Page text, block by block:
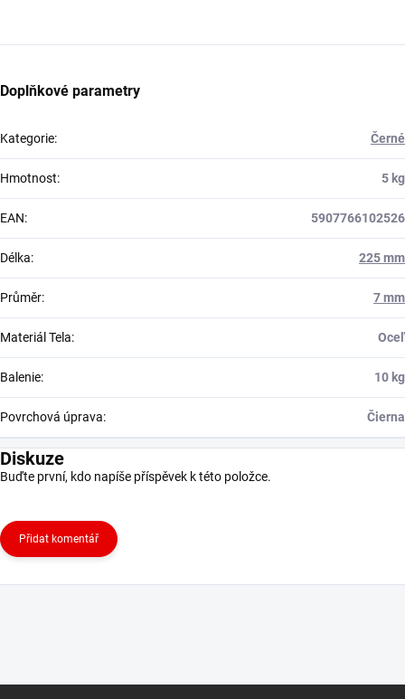
Doplňkové parametry
Kategorie: Černé
Hmotnost: 5 kg
EAN: 5907766102526
Délka: 225 mm
Průměr: 7 mm
Materiál Tela: Oceľ
Balenie: 10 kg
Povrchová úprava: Čierna
Diskuze
Buďte první, kdo napíše příspěvek k této položce.
Přidat komentář